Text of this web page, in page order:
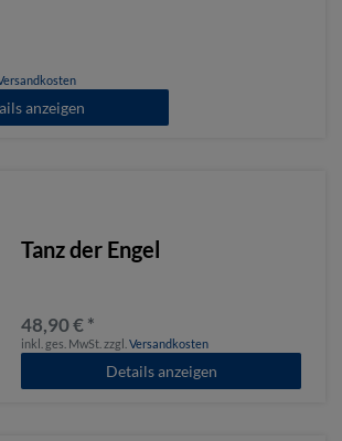
anzeigen
Tanz der Engel
48,90 € *
inkl. ges. MwSt. zzgl.Versandkosten
Details anzeigen